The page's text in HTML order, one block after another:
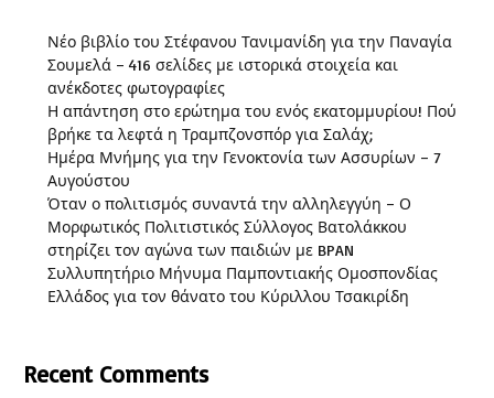
Νέο βιβλίο του Στέφανου Τανιμανίδη για την Παναγία
Σουμελά – 416 σελίδες με ιστορικά στοιχεία και
ανέκδοτες φωτογραφίες
Η απάντηση στο ερώτημα του ενός εκατομμυρίου! Πού
βρήκε τα λεφτά η Τραμπζονσπόρ για Σαλάχ;
Ημέρα Μνήμης για την Γενοκτονία των Ασσυρίων – 7
Αυγούστου
Όταν ο πολιτισμός συναντά την αλληλεγγύη – Ο
Μορφωτικός Πολιτιστικός Σύλλογος Βατολάκκου
στηρίζει τον αγώνα των παιδιών με BPAN
Συλλυπητήριο Μήνυμα Παμποντιακής Ομοσπονδίας
Ελλάδος για τον θάνατο του Κύριλλου Τσακιρίδη
Recent Comments